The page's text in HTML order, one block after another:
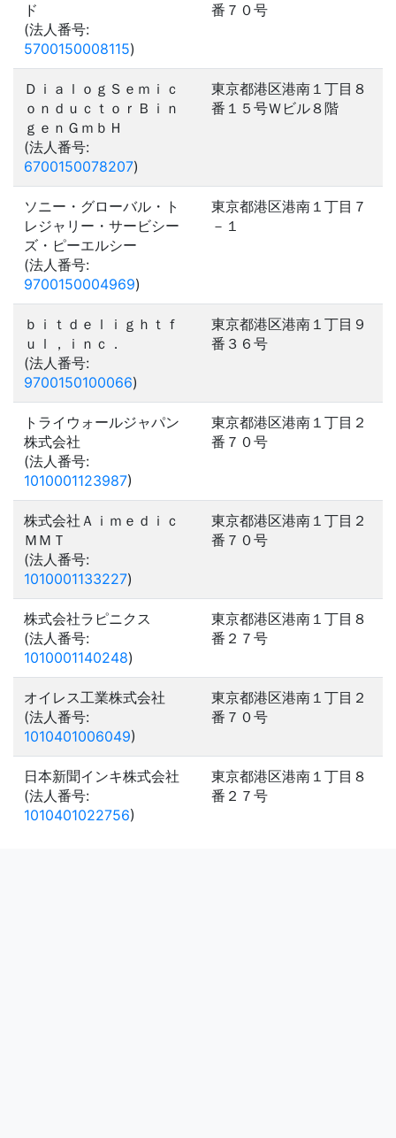
ド
(法人番号:
5700150008115)
番７０号
ＤｉａｌｏｇＳｅｍｉｃ
ｏｎｄｕｃｔｏｒＢｉｎ
ｇｅｎＧｍｂＨ
(法人番号:
6700150078207)
東京都港区港南１丁目８
番１５号Ｗビル８階
ソニー・グローバル・ト
レジャリー・サービシー
ズ・ピーエルシー
(法人番号:
9700150004969)
東京都港区港南１丁目７
－１
ｂｉｔｄｅｌｉｇｈｔｆ
ｕｌ，ｉｎｃ．
(法人番号:
9700150100066)
東京都港区港南１丁目９
番３６号
トライウォールジャパン
株式会社
(法人番号:
1010001123987)
東京都港区港南１丁目２
番７０号
株式会社Ａｉｍｅｄｉｃ
ＭＭＴ
(法人番号:
1010001133227)
東京都港区港南１丁目２
番７０号
株式会社ラピニクス
(法人番号:
1010001140248)
東京都港区港南１丁目８
番２７号
オイレス工業株式会社
(法人番号:
1010401006049)
東京都港区港南１丁目２
番７０号
日本新聞インキ株式会社
(法人番号:
1010401022756)
東京都港区港南１丁目８
番２７号